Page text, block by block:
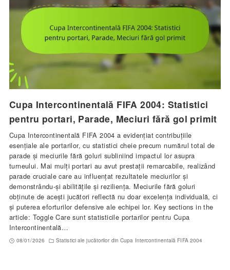
Cupa Intercontinentală FIFA 2004: Statistici
pentru portari, Parade, Meciuri fără gol primit
Cupa Intercontinentală FIFA 2004 a evidențiat contribuțiile
esențiale ale portarilor, cu statistici cheie precum numărul total de
parade și meciurile fără goluri subliniind impactul lor asupra
turneului. Mai mulți portari au avut prestații remarcabile, realizând
parade cruciale care au influențat rezultatele meciurilor și
demonstrându-și abilitățile și reziliența. Meciurile fără goluri
obținute de acești jucători reflectă nu doar excelența individuală, ci
și puterea eforturilor defensive ale echipei lor. Key sections in the
article: Toggle Care sunt statisticile portarilor pentru Cupa
Intercontinentală…
08/01/2026 Statistici ale jucătorilor din Cupa Intercontinentală FIFA 2004